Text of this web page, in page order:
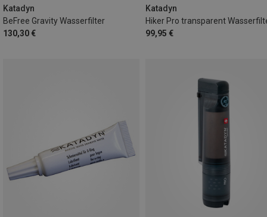
Katadyn
BeFree Gravity Wasserfilter
130,30 €
Katadyn
Hiker Pro transparent
99,95 €